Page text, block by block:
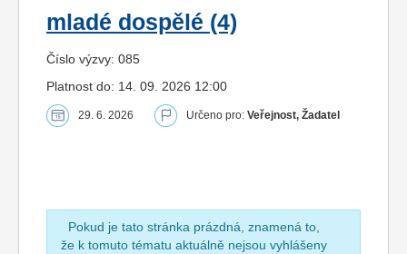
mladé dospělé (4)
Číslo výzvy: 085
Platnost do: 14. 09. 2026 12:00
29. 6. 2026 Určeno pro: Veřejnost, Žadatel
Pokud je tato stránka prázdná, znamená to,
že k tomuto tématu aktuálně nejsou vyhlášeny